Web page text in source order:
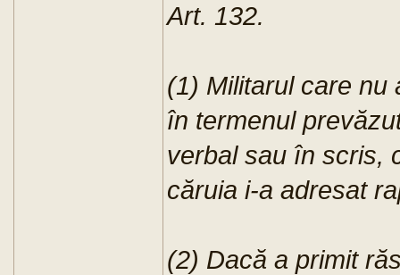
Art. 132.
(1) Militarul care nu
în termenul
verbal sau în scris,
căruia i-a adresat
(2) Dacă a primit